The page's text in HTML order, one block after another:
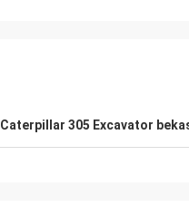
Caterpillar 305 Excavator